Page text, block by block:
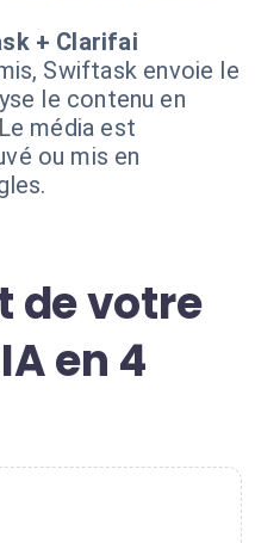
+ Clarifai
Swiftask envoie le
le contenu en
média est
ou mis en
de votre
en 4